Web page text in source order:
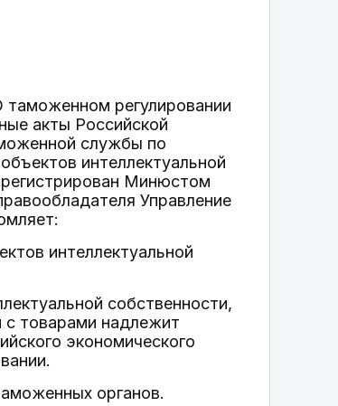
регулировании
акты Российской
службы по
интеллектуальной
Минюстом
Управление
интеллектуальной
собственности,
с товарами надлежит
экономического
органов.